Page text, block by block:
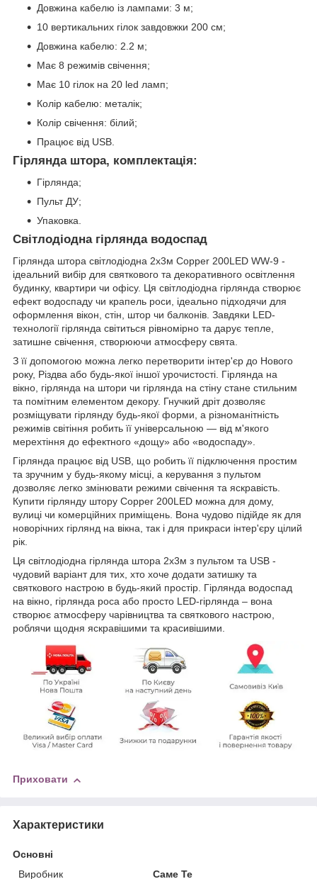
Довжина кабелю із лампами: 3 м;
10 вертикальних гілок завдовжки 200 см;
Довжина кабелю: 2.2 м;
Має 8 режимів свічення;
Має 10 гілок на 20 led ламп;
Колір кабелю: металік;
Колір свічення: білий;
Працює від USB.
Гірлянда штора, комплектація:
Гірлянда;
Пульт ДУ;
Упаковка.
Світлодіодна гірлянда водоспад
Гірлянда штора світлодіодна 2х3м Copper 200LED WW-9 -
ідеальний вибір для святкового та декоративного освітлення
будинку, квартири чи офісу. Ця світлодіодна гірлянда створює
ефект водоспаду чи крапель роси, ідеально підходячи для
оформлення вікон, стін, штор чи балконів. Завдяки LED-
технології гірлянда світиться рівномірно та дарує тепле,
затишне свічення, створюючи атмосферу свята.
З її допомогою можна легко перетворити інтер'єр до Нового
року, Різдва або будь-якої іншої урочистості. Гірлянда на
вікно, гірлянда на штори чи гірлянда на стіну стане стильним
та помітним елементом декору. Гнучкий дріт дозволяє
розміщувати гірлянду будь-якої форми, а різноманітність
режимів світіння робить її універсальною — від м'якого
мерехтіння до ефектного «дощу» або «водоспаду».
Гірлянда працює від USB, що робить її підключення простим
та зручним у будь-якому місці, а керування з пультом
дозволяє легко змінювати режими свічення та яскравість.
Купити гірлянду штору Copper 200LED можна для дому,
вулиці чи комерційних приміщень. Вона чудово підійде як для
новорічних гірлянд на вікна, так і для прикраси інтер'єру цілий
рік.
Ця світлодіодна гірлянда штора 2х3м з пультом та USB -
чудовий варіант для тих, хто хоче додати затишку та
святкового настрою в будь-який простір. Гірлянда водоспад
на вікно, гірлянда роса або просто LED-гірлянда – вона
створює атмосферу чарівництва та святкового настрою,
роблячи щодня яскравішими та красивішими.
Приховати
Характеристики
Основні
Виробник
Саме Те